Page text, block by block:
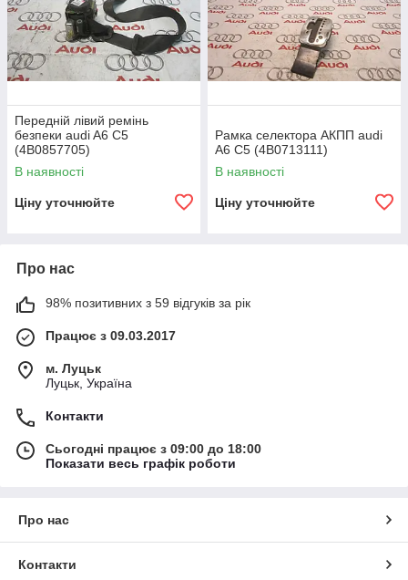
Передній лівий ремінь
безпеки audi A6 С5
(4B0857705)
В наявності
Ціну уточнюйте
Рамка селектора АКПП audi
A6 С5 (4B0713111)
В наявності
Ціну уточнюйте
Про нас
98% позитивних з 59 відгуків за рік
Працює з 09.03.2017
м. Луцьк
Луцьк, Україна
Контакти
Сьогодні працює з 09:00 до 18:00
Показати весь графік роботи
Про нас
Контакти